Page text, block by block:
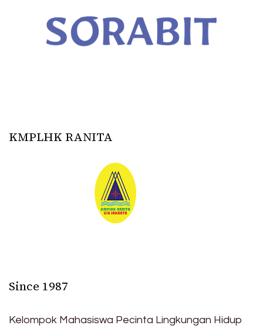
KMPLHK RANITA
Since 1987
Kelompok Mahasiswa Pecinta Lingkungan Hidup